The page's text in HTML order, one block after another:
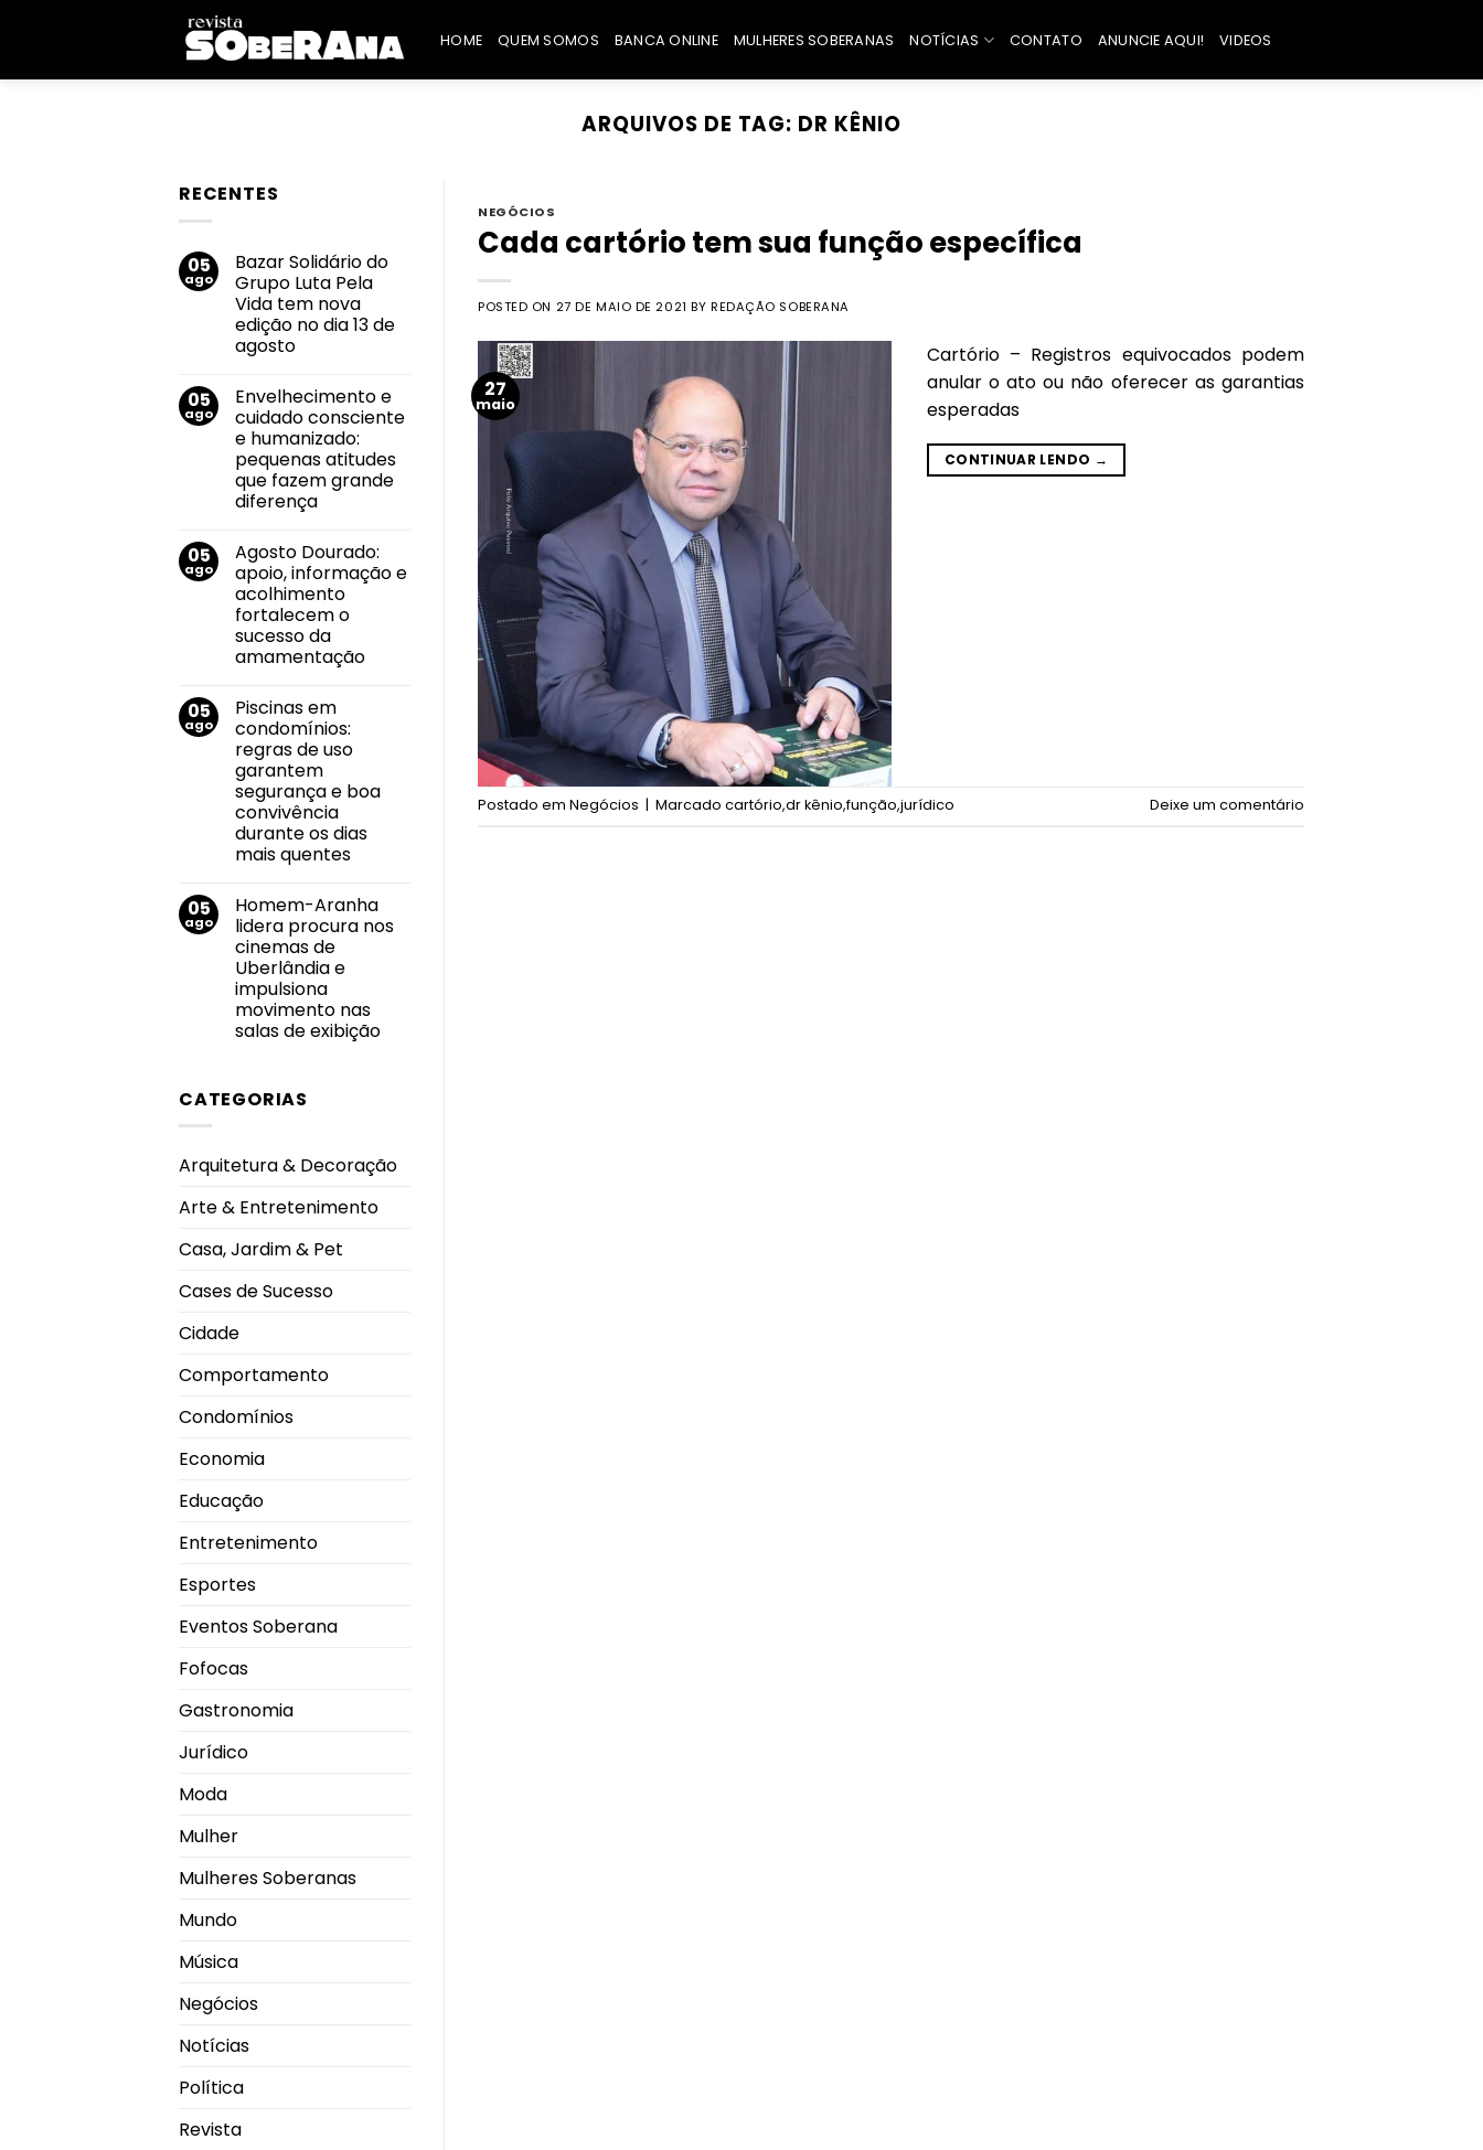
HOME QUEM SOMOS BANCA ONLINE MULHERES SOBERANAS NOTÍCIAS CONTATO ANUNCIE AQUI! VIDEOS
ARQUIVOS DE TAG: DR KÊNIO
RECENTES
05
ago
Bazar Solidário do
Grupo Luta Pela
Vida tem nova
edição no dia 13 de
agosto
em
Bazar
Solidário
do
Grupo
Luta
Pela
Vida
tem
no
dia
13
de
agosto
05
ago
Envelhecimento e
cuidado consciente
e humanizado:
pequenas atitudes
que fazem grande
diferença
em
Envelhecimento
e
cuidado
consciente
e
humanizado:
pequenas
atitudes
grande
diferença
05
ago
Agosto Dourado:
apoio, informação e
acolhimento
fortalecem o
sucesso da
amamentação
em
Agosto
Dourado:
apoio,
informação
e
acolhimento
fortalecem
o
sucesso
da
amamentação
05
ago
Piscinas em
condomínios:
regras de uso
garantem
segurança e boa
convivência
durante os dias
mais quentes
em
Piscinas
em
condomínios:
regras
de
uso
garantem
segurança
e
os
dias
05
ago
Homem-Aranha
lidera procura nos
cinemas de
Uberlândia e
impulsiona
movimento nas
salas de exibição
Homem-
Aranha
cinemas
e
movimento
nas
de
exibição
CATEGORIAS
Arquitetura & Decoração
Arte & Entretenimento
Casa, Jardim & Pet
Cases de Sucesso
Cidade
Comportamento
Condomínios
Economia
Educação
Entretenimento
Esportes
Eventos Soberana
Fofocas
Gastronomia
Jurídico
Moda
Mulher
Mulheres Soberanas
Mundo
Música
Negócios
Notícias
Política
Revista
NEGÓCIOS
Cada cartório tem sua função específica
POSTED ON 27 DE MAIO DE 2021 BY REDAÇÃO SOBERANA
27
maio
Cartório – Registros equivocados podem
anular o ato ou não oferecer as garantias
esperadas
CONTINUAR LENDO →
Postado em Negócios | Marcado cartório,dr kênio,função,jurídico Deixe um comentário